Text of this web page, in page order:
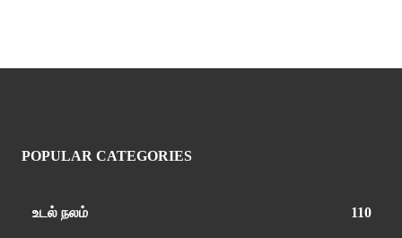
POPULAR CATEGORIES
உடல் நலம் 110